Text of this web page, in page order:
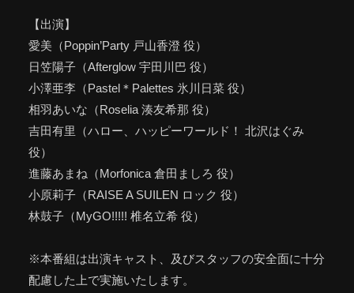
【出演】
愛美（Poppin’Party 戸山香澄 役）
日笠陽子（Afterglow 宇田川巴 役）
小澤亜李（Pastel＊Palettes 氷川日菜 役）
相羽あいな（Roselia 湊友希那 役）
吉田有里（ハロー、ハッピーワールド！ 北沢はぐみ
役）
進藤あまね（Morfonica 倉田ましろ 役）
小原莉子（RAISE A SUILEN ロック 役）
林鼓子（MyGO!!!!! 椎名立希 役）
※本番組は出演キャスト、及びスタッフの安全面に十分
配慮した上で実施いたします。